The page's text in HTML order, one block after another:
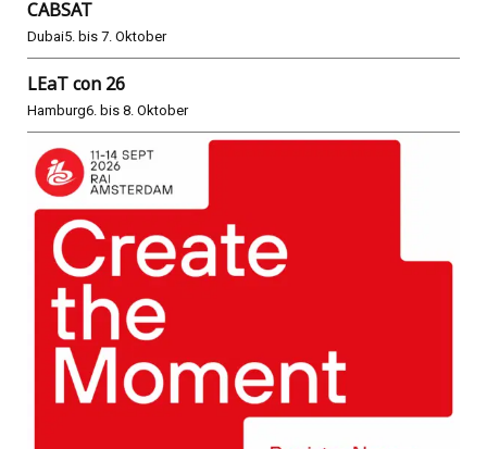
CABSAT
Dubai5. bis 7. Oktober
LEaT con 26
Hamburg6. bis 8. Oktober